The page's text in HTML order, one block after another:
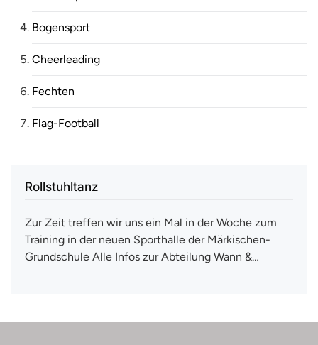
Bogensport
Cheerleading
Fechten
Flag-Football
Gesundheitssport
Gewaltprävention
Jiu-Jitsu
Rollstuhltanz
Zur Zeit treffen wir uns ein Mal in der Woche zum
Training in der neuen Sporthalle der Märkischen-
Grundschule Alle Infos zur Abteilung Wann &…